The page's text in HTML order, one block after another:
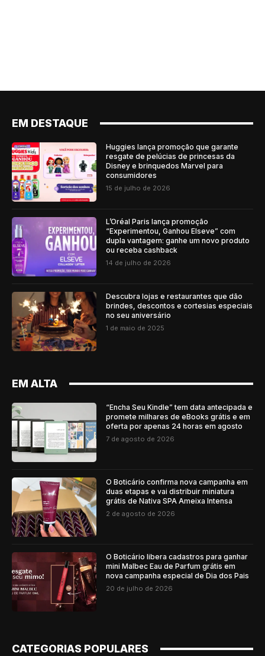
EM DESTAQUE
Huggies lança promoção que garante
resgate de pelúcias de princesas da
Disney e brinquedos Marvel para
consumidores
15 de julho de 2026
L’Oréal Paris lança promoção
“Experimentou, Ganhou Elseve” com
dupla vantagem: ganhe um novo produto
ou receba cashback
14 de julho de 2026
Descubra lojas e restaurantes que dão
brindes, descontos e cortesias especiais
no seu aniversário
1 de maio de 2025
EM ALTA
“Encha Seu Kindle” tem data antecipada e
promete milhares de eBooks grátis e em
oferta por apenas 24 horas em agosto
7 de agosto de 2026
O Boticário confirma nova campanha em
duas etapas e vai distribuir miniatura
grátis de Nativa SPA Ameixa Intensa
2 de agosto de 2026
O Boticário libera cadastros para ganhar
mini Malbec Eau de Parfum grátis em
nova campanha especial de Dia dos Pais
20 de julho de 2026
CATEGORIAS POPULARES